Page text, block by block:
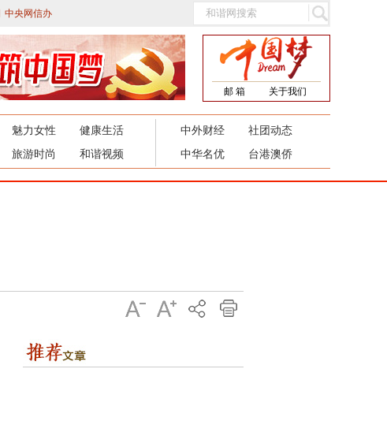
中央网信办
邮 箱 关于我们
魅力女性
健康生活
旅游时尚 和谐视频
中外财经
社团动态
中华名优
台港澳侨